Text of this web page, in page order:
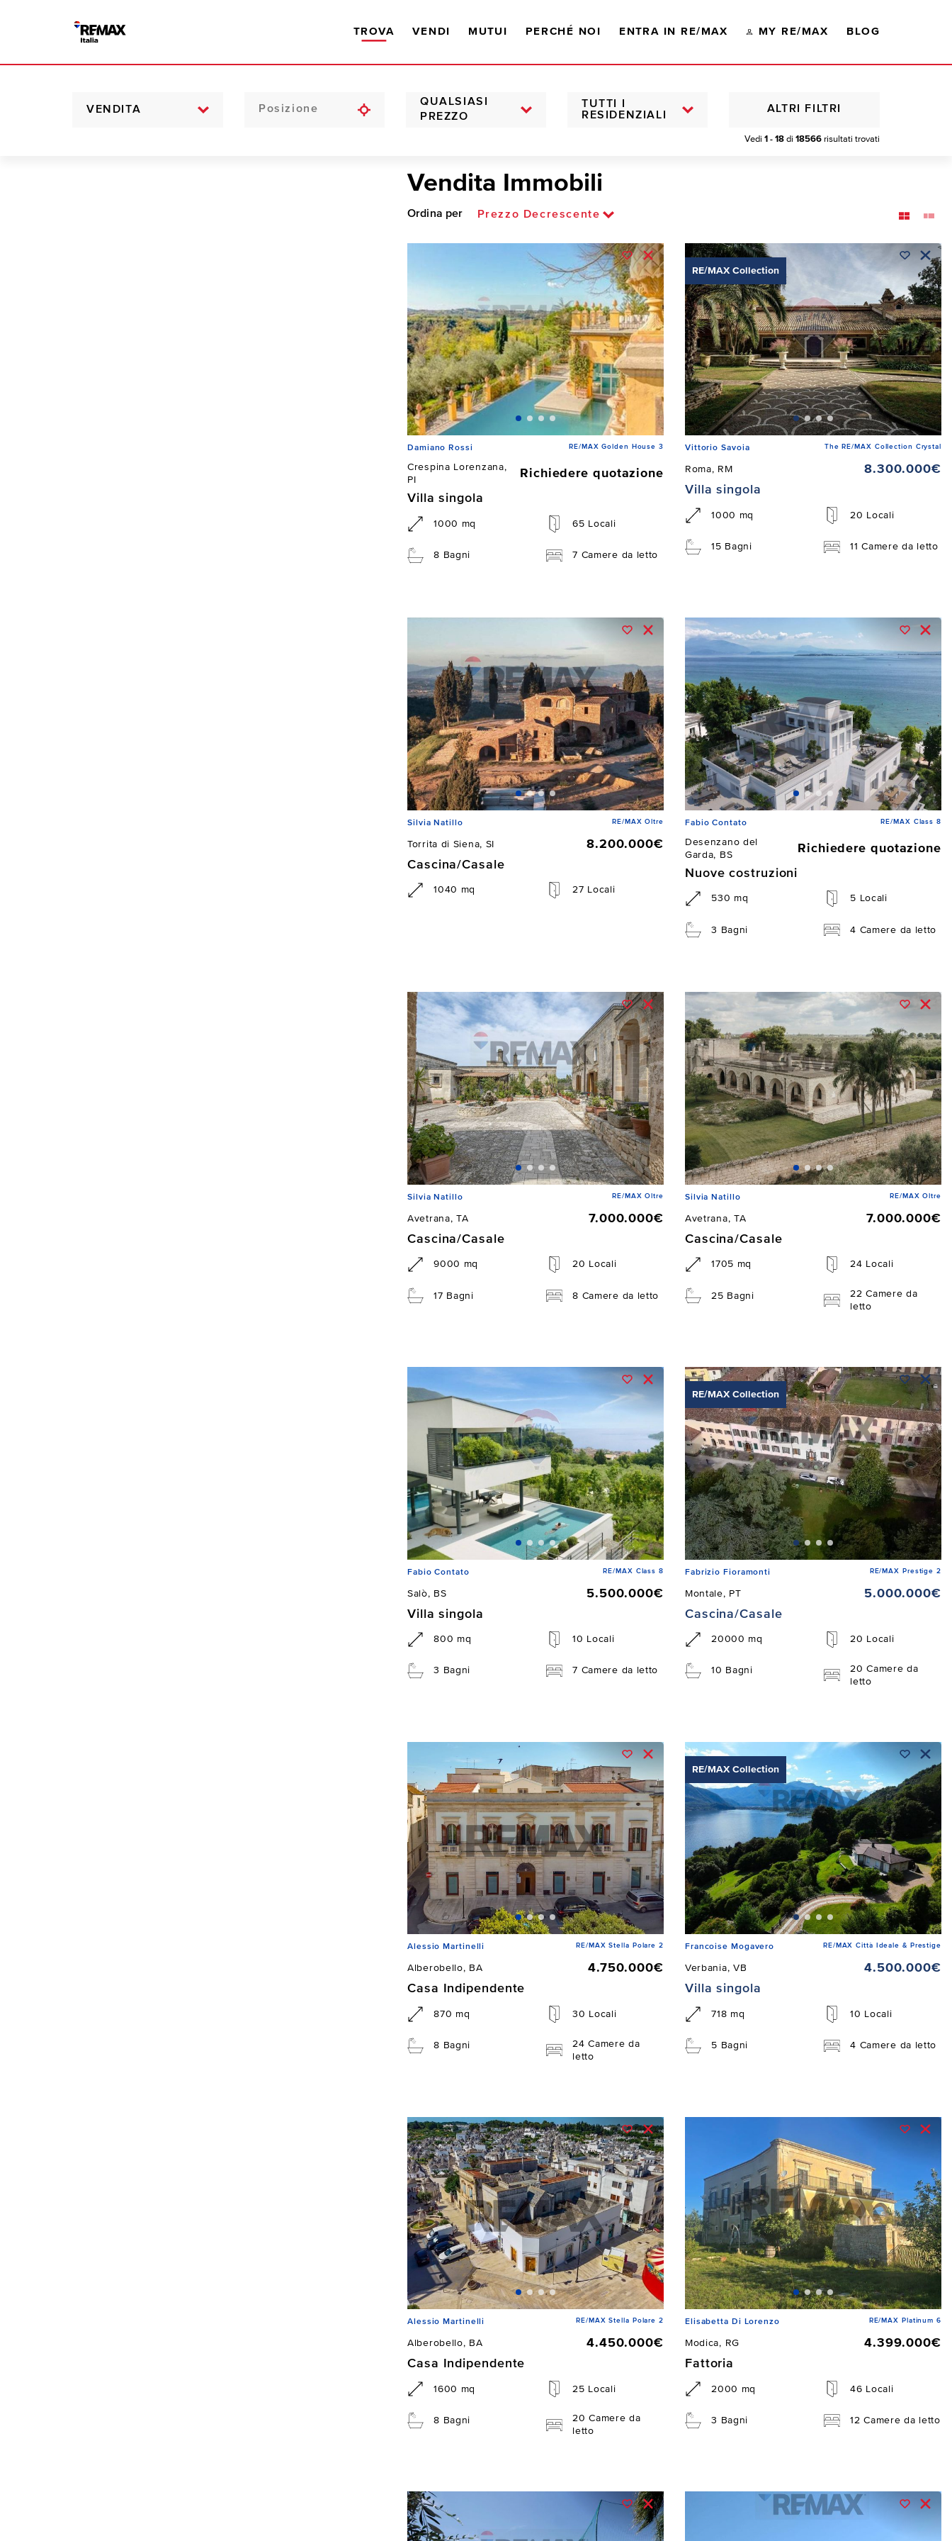
TROVA VENDI MUTUI PERCHÉ NOI ENTRA IN RE/MAX MY RE/MAX BLOG
VENDITA
QUALSIASI
PREZZO
TUTTI I
RESIDENZIALI
Vedi 1 - 18 di 18566 risultati trovati
ALTRI FILTRI
Vendita Immobili
Ordina per Prezzo Decrescente
Damiano Rossi RE/MAX Golden House 3
Crespina Lorenzana,
PI
Richiedere quotazione
Villa singola
1000 mq 65 Locali
8 Bagni 7 Camere da letto
RE/MAX Collection
Vittorio Savoia The RE/MAX Collection Crystal
Roma, RM
8.300.000€
Villa singola
1000 mq 20 Locali
15 Bagni 11 Camere da letto
Silvia Natillo RE/MAX Oltre
Torrita di Siena, SI
8.200.000€
Cascina/Casale
1040 mq 27 Locali
Fabio Contato RE/MAX Class 8
Desenzano del
Garda, BS
Richiedere quotazione
Nuove costruzioni
530 mq 5 Locali
3 Bagni 4 Camere da letto
Silvia Natillo RE/MAX Oltre
Avetrana, TA
7.000.000€
Cascina/Casale
9000 mq 20 Locali
17 Bagni 8 Camere da letto
Silvia Natillo RE/MAX Oltre
Avetrana, TA
7.000.000€
Cascina/Casale
1705 mq 24 Locali
25 Bagni
22 Camere da
letto
Fabio Contato RE/MAX Class 8
Salò, BS
5.500.000€
Villa singola
800 mq 10 Locali
3 Bagni 7 Camere da letto
RE/MAX Collection
Fabrizio Fioramonti RE/MAX Prestige 2
Montale, PT
5.000.000€
Cascina/Casale
20000 mq 20 Locali
10 Bagni
20 Camere da
letto
Alessio Martinelli RE/MAX Stella Polare 2
Alberobello, BA
4.750.000€
Casa Indipendente
870 mq 30 Locali
8 Bagni
24 Camere da
letto
RE/MAX Collection
Francoise Mogavero RE/MAX Città Ideale & Prestige
Verbania, VB
4.500.000€
Villa singola
718 mq 10 Locali
5 Bagni 4 Camere da letto
Alessio Martinelli RE/MAX Stella Polare 2
Alberobello, BA
4.450.000€
Casa Indipendente
1600 mq 25 Locali
8 Bagni
20 Camere da
letto
Elisabetta Di Lorenzo RE/MAX Platinum 6
Modica, RG
4.399.000€
Fattoria
2000 mq 46 Locali
3 Bagni 12 Camere da letto